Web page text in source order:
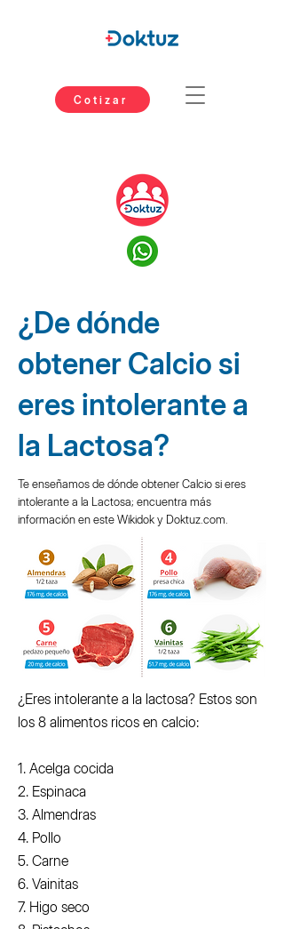
Cotizar
¿De dónde
obtener Calcio si
eres intolerante a
la Lactosa?
Te enseñamos de dónde obtener Calcio si eres
intolerante a la Lactosa; encuentra más
información en este Wikidok y Doktuz.com.
¿Eres intolerante a la lactosa? Estos son
los 8 alimentos ricos en calcio:
1. Acelga cocida
2. Espinaca
3. Almendras
4. Pollo
5. Carne
6. Vainitas
7. Higo seco